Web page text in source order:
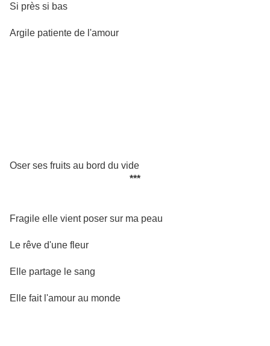
Si près si bas
Argile patiente de l'amour
Oser ses fruits au bord du vide
***
Fragile elle vient poser sur ma peau
Le rêve d'une fleur
Elle partage le sang
Elle fait l'amour au monde